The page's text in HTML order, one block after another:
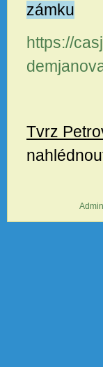
zámku
https://
Tvrz